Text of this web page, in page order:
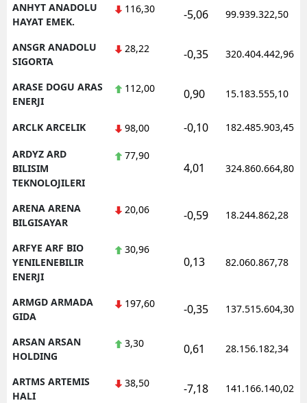
ANHYT ANADOLU
HAYAT EMEK.
116,30 -5,06 99.939.322,50
ANSGR ANADOLU
SIGORTA
28,22 -0,35 320.404.442,96
ARASE DOGU ARAS
ENERJI
112,00 0,90 15.183.555,10
ARCLK ARCELIK 98,00 -0,10 182.485.903,45
ARDYZ ARD
BILISIM
TEKNOLOJILERI
77,90
4,01 324.860.664,80
ARENA ARENA
BILGISAYAR
20,06 -0,59 18.244.862,28
ARFYE ARF BIO
YENILENEBILIR
ENERJI
30,96
0,13 82.060.867,78
ARMGD ARMADA
GIDA
197,60 -0,35 137.515.604,30
ARSAN ARSAN
HOLDING
3,30 0,61 28.156.182,34
ARTMS ARTEMIS
HALI
38,50 -7,18 141.166.140,02